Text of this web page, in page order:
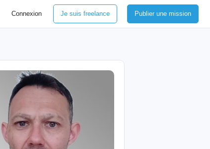
Connexion Je suis freelance Publier une mission